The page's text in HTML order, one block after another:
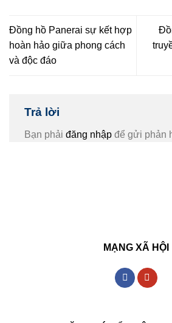
Đồng hồ Panerai sự kết hợp
hoàn hảo giữa phong cách
và độc đáo
Trả lời
Bạn phải đăng nhập để gửi phản
MẠNG XÃ HỘI